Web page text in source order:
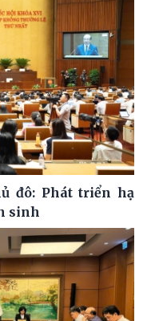
đô: Phát triển hạ
sinh